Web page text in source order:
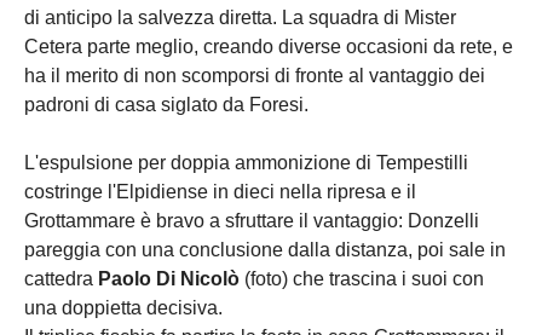
di anticipo la salvezza diretta. La squadra di Mister
Cetera parte meglio, creando diverse occasioni da rete, e
ha il merito di non scomporsi di fronte al vantaggio dei
padroni di casa siglato da Foresi.
L'espulsione per doppia ammonizione di Tempestilli
costringe l'Elpidiense in dieci nella ripresa e il
Grottammare è bravo a sfruttare il vantaggio: Donzelli
pareggia con una conclusione dalla distanza, poi sale in
cattedra Paolo Di Nicolò (foto) che trascina i suoi con
una doppietta decisiva.